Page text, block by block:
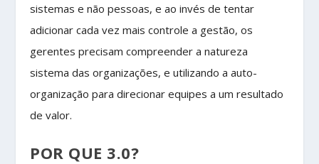
sistemas e não pessoas, e ao invés de tentar
adicionar cada vez mais controle a gestão, os
gerentes precisam compreender a natureza
sistema das organizações, e utilizando a auto-
organização para direcionar equipes a um resultado
de valor.
POR QUE 3.0?